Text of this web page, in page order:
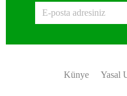
Künye Yasal